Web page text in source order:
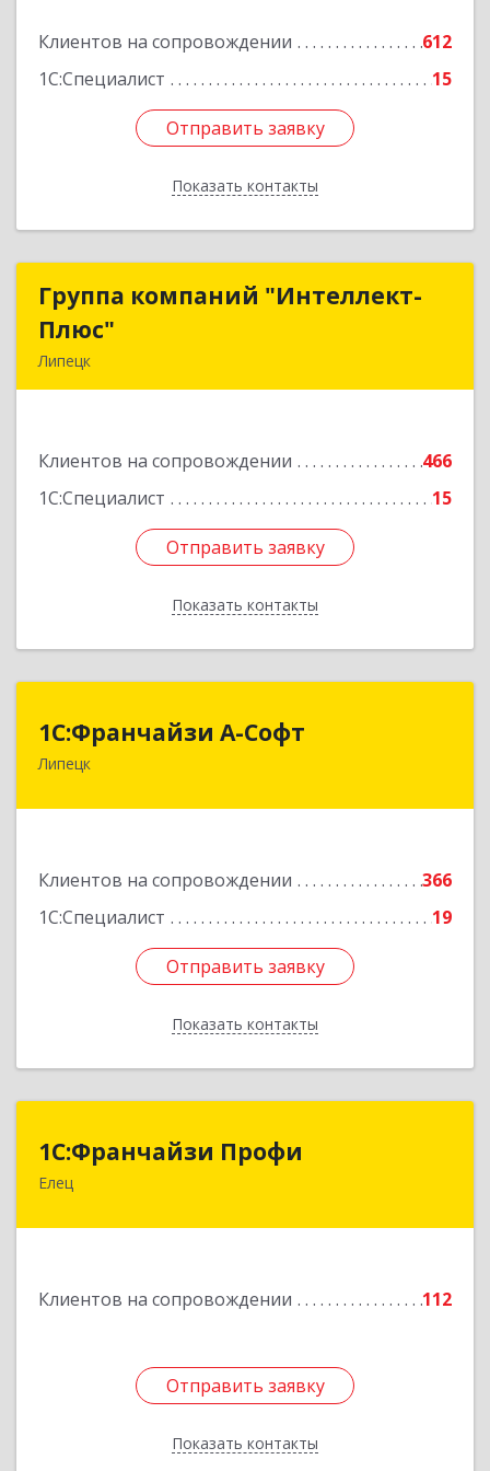
Клиентов на сопровождении
612
1С:Специалист
15
Отправить заявку
Показать контакты
Отправить заявку
Назад
Группа компаний "Интеллект-
Плюс"
Липецк
Клиентов на сопровождении
466
1С:Специалист
15
Отправить заявку
Показать контакты
Группа компаний "Интеллект-
Подробнее
Отправить заявку
Назад
1С:Франчайзи А-Софт
Липецк
Клиентов на сопровождении
366
1С:Специалист
19
Отправить заявку
Показать контакты
1С:Франчайзи А-Софт
398059, Липецкая обл, Липецк г, Фрунзе ул,
Отправить заявку
Назад
1С:Франчайзи Профи
Елец
Клиентов на сопровождении 112
Отправить заявку
Показать контакты
1С:Франчайзи Профи
Отправить заявку
Назад